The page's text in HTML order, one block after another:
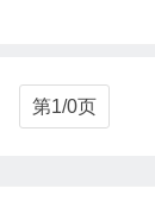
第1/0页